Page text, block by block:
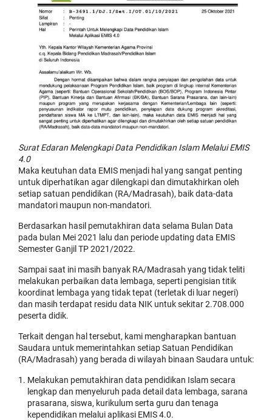
Surat Edaran Melengkapi Data Pendidikan Islam Melalui EMIS
4.0
Maka keutuhan data EMIS menjadi hal yang sangat penting
untuk diperhatikan agar dilengkapi dan dimutakhirkan oleh
setiap satuan pendidikan (RA/Madrasah), baik data-data
mandatori maupun non-mandatori.
Berdasarkan hasil pemutakhiran data selama Bulan Data
pada bulan Mei 2021 lalu dan periode updating data EMIS
Semester Ganjil TP 2021/2022.
Sampai saat ini masih banyak RA/Madrasah yang tidak teliti
melakukan perbaikan data lembaga, seperti pengisian titik
koordinat lembaga yang tidak tepat (terletak di luar negeri)
dan masih terdapat residu data NIK untuk sekitar 2.708.000
peserta didik.
Terkait dengan hal tersebut, kami mengharapkan bantuan
Saudara untuk memerintahkan setiap Satuan Pendidikan
(RA/Madrasah) yang berada di wilayah binaan Saudara untuk:
Melakukan pemutakhiran data pendidikan Islam secara
lengkap dan menyeluruh pada detail data lembaga, sarana
prasarana, siswa, kurikulum serta guru dan tenaga
kependidikan melalui aplikasi EMIS 4.0.